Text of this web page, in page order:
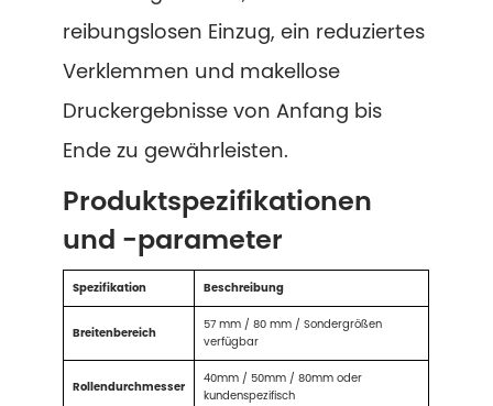
reibungslosen Einzug, ein reduziertes
Verklemmen und makellose
Druckergebnisse von Anfang bis
Ende zu gewährleisten.
Produktspezifikationen
und -parameter
Spezifikation Beschreibung
Breitenbereich
57 mm / 80 mm / Sondergrößen
verfügbar
Rollendurchmesser
40mm / 50mm / 80mm oder
kundenspezifisch